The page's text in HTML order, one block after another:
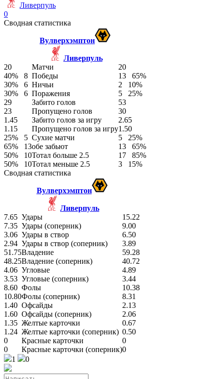
Ливерпуль
0
Сводная статистика
Вулверхэмптон
Ливерпуль
20
Матчи
20
40% 8 Победы 13 65%
30% 6 Ничьи 2 10%
30% 6 Поражения 5 25%
29
Забито голов
53
23
Пропущено голов
30
1.45
Забито голов за игру
2.65
1.15
Пропущено голов за игру1.50
25% 5 Сухие матчи 5 25%
65% 13обе забьют 13 65%
50% 10Тотал больше 2.5 17 85%
50% 10Тотал меньше 2.5 3 15%
Сводная статистика
Вулверхэмптон
Ливерпуль
7.65 Удары
15.22
7.35 Удары (соперник)
9.00
3.06 Удары в створ
6.50
2.94 Удары в створ (соперник)
3.89
51.75Владение
59.28
48.25Владение (соперник)
40.72
4.06 Угловые
4.89
3.53 Угловые (соперник)
3.44
8.60 Фолы
10.38
10.80Фолы (соперник)
8.31
1.40 Офсайды
2.13
1.60 Офсайды (соперник)
2.06
1.35 Желтые карточки
0.67
1.24 Желтые карточки (соперник) 0.50
0
Красные карточки
0
0
Красные карточки (соперник)0
1
0